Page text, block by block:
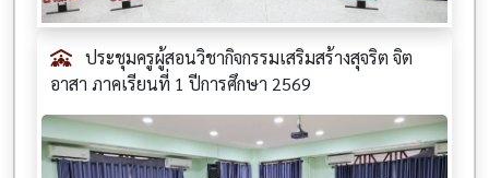
ประชุมครูผู้สอนวิชากิจกรรมเสริมสร้างสุจริต จิต
อาสา ภาคเรียนที่ 1 ปีการศึกษา 2569